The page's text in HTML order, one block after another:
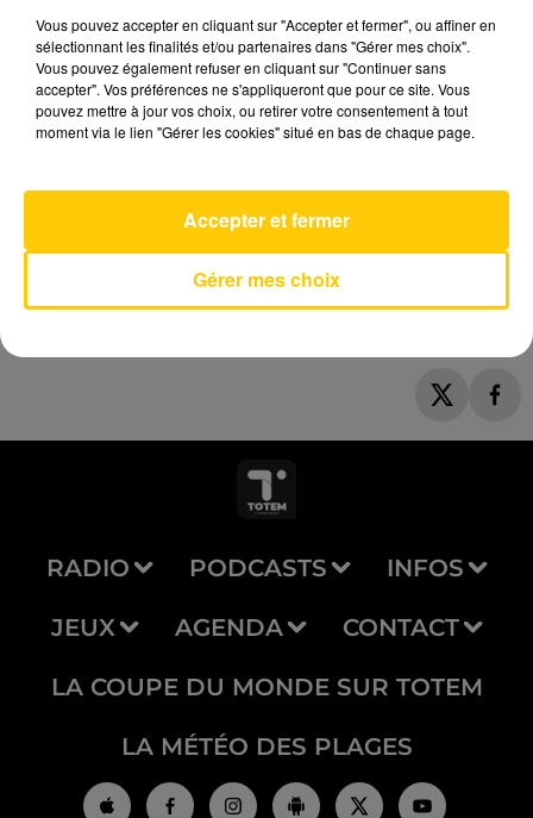
ONEREPUBLIC
RADIO PODCASTS INFOS
JEUX AGENDA CONTACT
LA COUPE DU MONDE SUR TOTEM
LA MÉTÉO DES PLAGES
Vous pouvez accepter en cliquant sur "Accepter et fermer", ou affiner en
sélectionnant les finalités et/ou partenaires dans "Gérer mes choix".
Vous pouvez également refuser en cliquant sur "Continuer sans
accepter". Vos préférences ne s'appliqueront que pour ce site. Vous
pouvez mettre à jour vos choix, ou retirer votre consentement à tout
moment via le lien "Gérer les cookies" situé en bas de chaque page.
Gérer mes choix
Accepter et fermer